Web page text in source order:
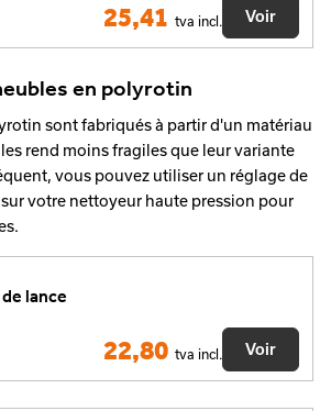
25,41 tva incl. Voir
en polyrotin
sont fabriqués à partir d'un matériau
rend moins fragiles que leur variante
vous pouvez utiliser un réglage de
votre nettoyeur haute pression pour
lance
22,80 tva incl. Voir